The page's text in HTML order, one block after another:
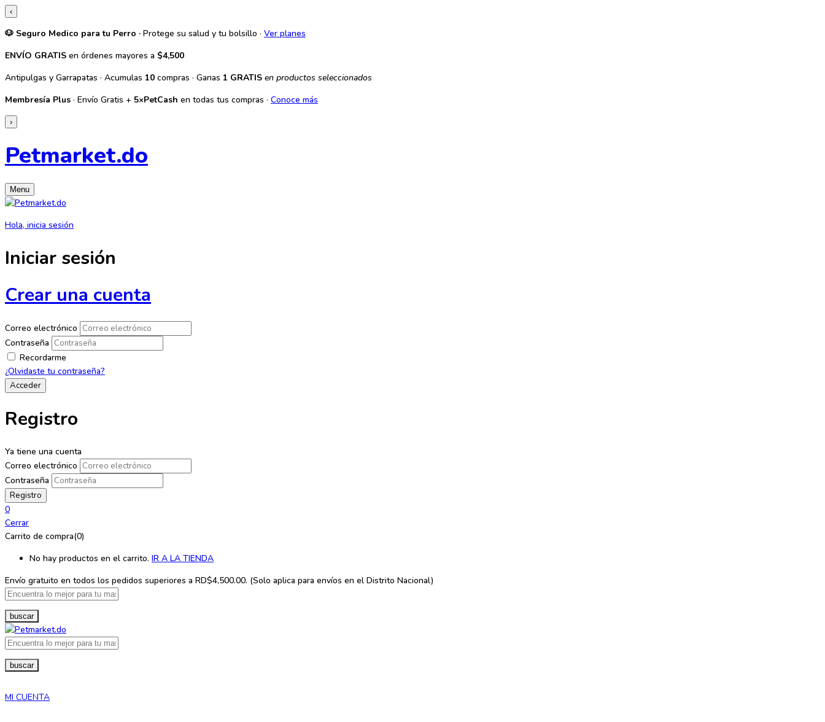
‹
🐶 Seguro Medico para tu Perro · Protege su salud y tu bolsillo · Ver planes
ENVÍO GRATIS en órdenes mayores a $4,500
Antipulgas y Garrapatas · Acumulas 10 compras · Ganas 1 GRATIS en productos seleccionados
Membresía Plus · Envío Gratis + 5×PetCash en todas tus compras · Conoce más
›
Petmarket.do
Menu
Hola, inicia sesión
Iniciar sesión
Crear una cuenta
Correo electrónico
Contraseña
Recordarme
¿Olvidaste tu contraseña?
Registro
Ya tiene una cuenta
Correo electrónico
Contraseña
0
Cerrar
Carrito de compra(0)
No hay productos en el carrito. IR A LA TIENDA
Envío gratuito en todos los pedidos superiores a RD$4,500.00. (Solo aplica para envíos en el Distrito Nacional)
buscar
buscar
MI CUENTA